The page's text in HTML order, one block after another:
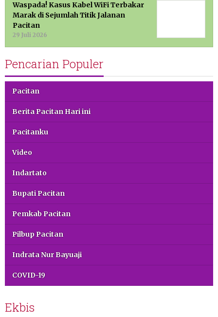
Waspada! Kasus Kabel WiFi Terbakar
Marak di Sejumlah Titik Jalanan
Pacitan
29 Juli 2026
Pencarian Populer
Pacitan
Berita Pacitan Hari ini
Pacitanku
Video
Indartato
Bupati Pacitan
Pemkab Pacitan
Pilbup Pacitan
Indrata Nur Bayuaji
COVID-19
Ekbis